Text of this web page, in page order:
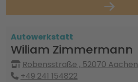
Autowerkstatt
Wiliam Zimmermann
Robensstraße , 52070 Aachen
+49 241 154822